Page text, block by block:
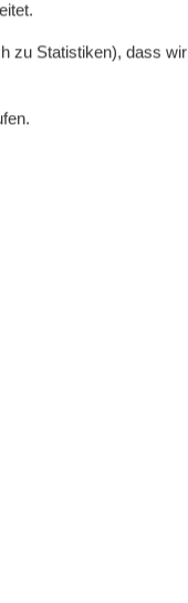
zu Statistiken), dass wir